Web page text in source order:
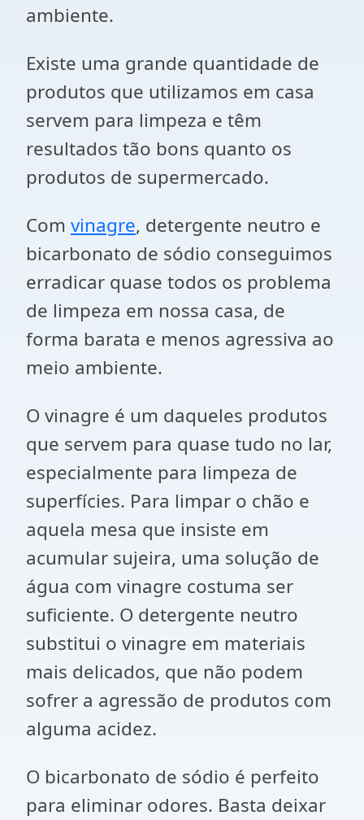
ambiente.
Existe uma grande quantidade de
produtos que utilizamos em casa
servem para limpeza e têm
resultados tão bons quanto os
produtos de supermercado.
Com vinagre, detergente neutro e
bicarbonato de sódio conseguimos
erradicar quase todos os problema
de limpeza em nossa casa, de
forma barata e menos agressiva ao
meio ambiente.
O vinagre é um daqueles produtos
que servem para quase tudo no lar,
especialmente para limpeza de
superfícies. Para limpar o chão e
aquela mesa que insiste em
acumular sujeira, uma solução de
água com vinagre costuma ser
suficiente. O detergente neutro
substitui o vinagre em materiais
mais delicados, que não podem
sofrer a agressão de produtos com
alguma acidez.
O bicarbonato de sódio é perfeito
para eliminar odores. Basta deixar